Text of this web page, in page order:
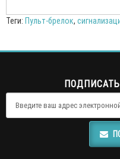
Теги: Пульт-брелок,